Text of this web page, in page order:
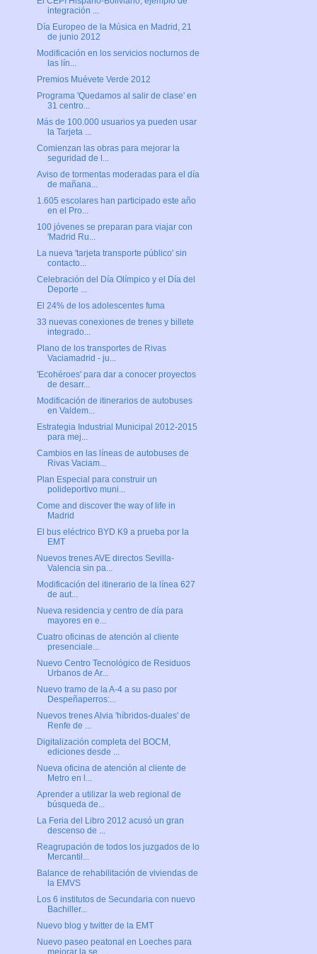
integración ...
Día Europeo de la Música en Madrid, 21
de junio 2012
Modificación en los servicios nocturnos de
las lín...
Premios Muévete Verde 2012
Programa 'Quedamos al salir de clase' en
31 centro...
Más de 100.000 usuarios ya pueden usar
la Tarjeta ...
Comienzan las obras para mejorar la
seguridad de l...
Aviso de tormentas moderadas para el día
de mañana...
1.605 escolares han participado este año
en el Pro...
100 jóvenes se preparan para viajar con
'Madrid Ru...
La nueva 'tarjeta transporte público' sin
contacto...
Celebración del Día Olímpico y el Día del
Deporte ...
El 24% de los adolescentes fuma
33 nuevas conexiones de trenes y billete
integrado...
Plano de los transportes de Rivas
Vaciamadrid - ju...
'Ecohéroes' para dar a conocer proyectos
de desarr...
Modificación de itinerarios de autobuses
en Valdem...
Estrategia Industrial Municipal 2012-2015
para mej...
Cambios en las líneas de autobuses de
Rivas Vaciam...
Plan Especial para construir un
polideportivo muni...
Come and discover the way of life in
Madrid
El bus eléctrico BYD K9 a prueba por la
EMT
Nuevos trenes AVE directos Sevilla-
Valencia sin pa...
Modificación del itinerario de la línea 627
de aut...
Nueva residencia y centro de día para
mayores en e...
Cuatro oficinas de atención al cliente
presenciale...
Nuevo Centro Tecnológico de Residuos
Urbanos de Ar...
Nuevo tramo de la A-4 a su paso por
Despeñaperros:...
Nuevos trenes Alvia 'híbridos-duales' de
Renfe de ...
Digitalización completa del BOCM,
ediciones desde ...
Nueva oficina de atención al cliente de
Metro en l...
Aprender a utilizar la web regional de
búsqueda de...
La Feria del Libro 2012 acusó un gran
descenso de ...
Reagrupación de todos los juzgados de lo
Mercantil...
Balance de rehabilitación de viviendas de
la EMVS
Los 6 institutos de Secundaria con nuevo
Bachiller...
Nuevo blog y twitter de la EMT
Nuevo paseo peatonal en Loeches para